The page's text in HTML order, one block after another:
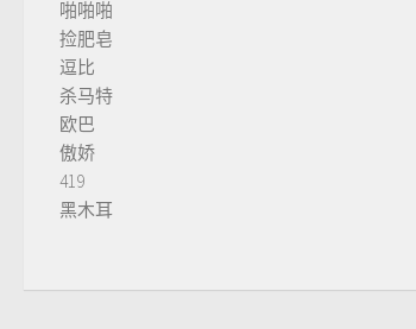
啪啪啪
捡肥皂
逗比
杀马特
欧巴
傲娇
419
黑木耳